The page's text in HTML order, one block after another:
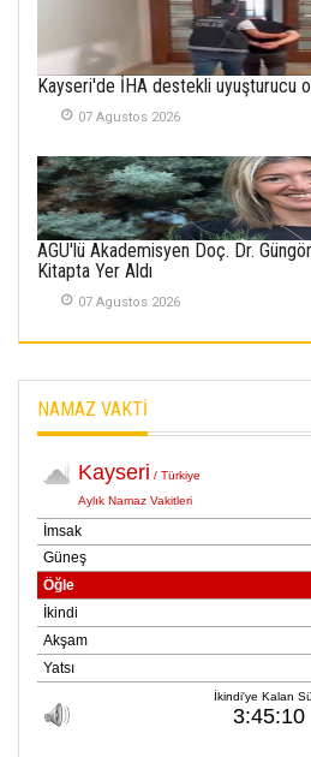
puana Ulaştı
01 Mayis 2026
Kayseri'de İHA destekli uyuşturucu
07 Agustos 2026
AGÜ'lü Akademisyen Doç. Dr.
Kitapta Yer Aldı
07 Agustos 2026
NAMAZ VAKTİ